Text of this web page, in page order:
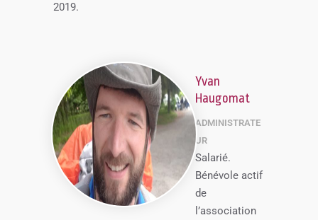
2019.
Yvan
Haugomat
ADMINISTRATE
UR
Salarié.
Bénévole actif
de
l’association